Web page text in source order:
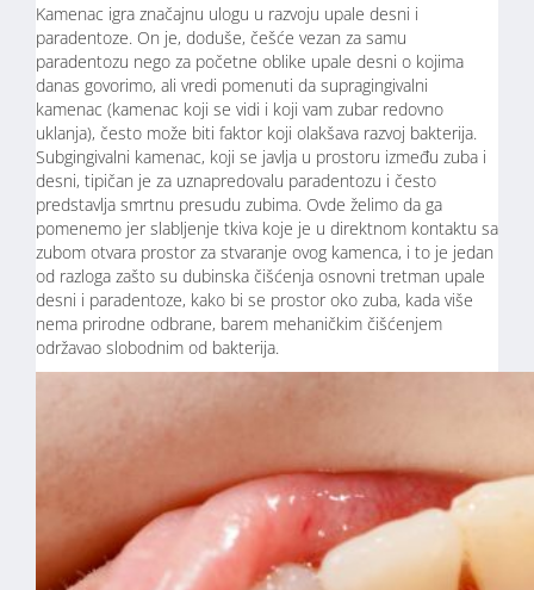
Kamenac igra značajnu ulogu u razvoju upale desni i
paradentoze. On je, doduše, češće vezan za samu
paradentozu nego za početne oblike upale desni o kojima
danas govorimo, ali vredi pomenuti da supragingivalni
kamenac (kamenac koji se vidi i koji vam zubar redovno
uklanja), često može biti faktor koji olakšava razvoj bakterija.
Subgingivalni kamenac, koji se javlja u prostoru između zuba i
desni, tipičan je za uznapredovalu paradentozu i često
predstavlja smrtnu presudu zubima. Ovde želimo da ga
pomenemo jer slabljenje tkiva koje je u direktnom kontaktu sa
zubom otvara prostor za stvaranje ovog kamenca, i to je jedan
od razloga zašto su dubinska čišćenja osnovni tretman upale
desni i paradentoze, kako bi se prostor oko zuba, kada više
nema prirodne odbrane, barem mehaničkim čišćenjem
održavao slobodnim od bakterija.